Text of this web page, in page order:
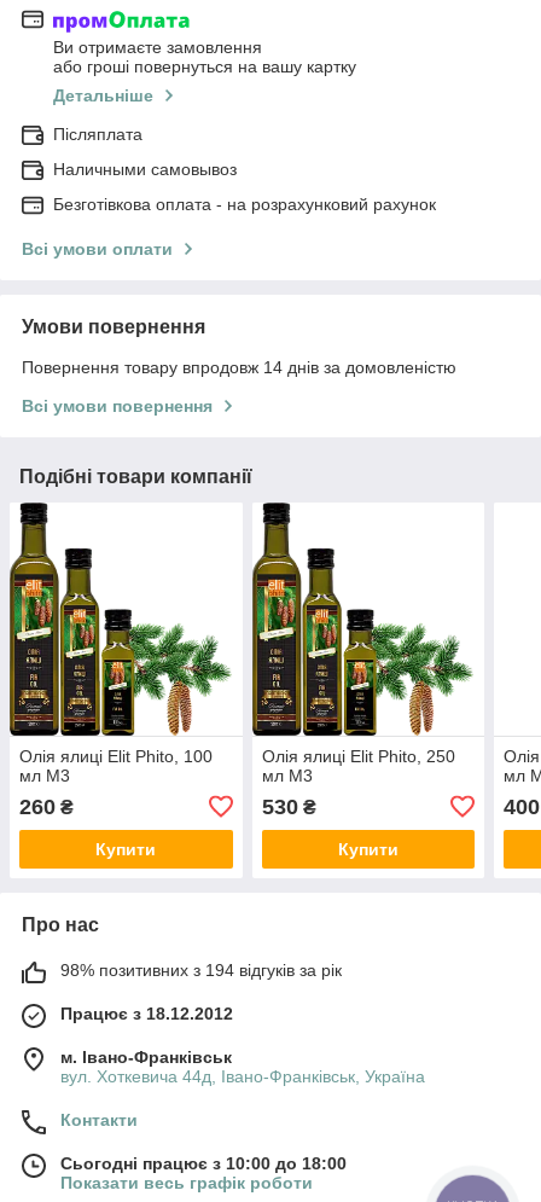
Ви отримаєте замовлення
або гроші повернуться на вашу картку
Детальніше
Післяплата
Наличными самовывоз
Безготівкова оплата - на розрахунковий рахунок
Всі умови оплати
Умови повернення
Повернення товару впродовж 14 днів за домовленістю
Всі умови повернення
Подібні товари компанії
Олія ялиці Elit Phito, 100
мл М3
260 ₴
Купити
Олія ялиці Elit Phito, 250
мл М3
530₴
Купити
мл
400
Про нас
98% позитивних з 194 відгуків за рік
Працює з 18.12.2012
м. Івано-Франківськ
вул. Хоткевича 44д, Івано-Франківськ, Україна
Контакти
Сьогодні працює з 10:00 до 18:00
Показати весь графік роботи